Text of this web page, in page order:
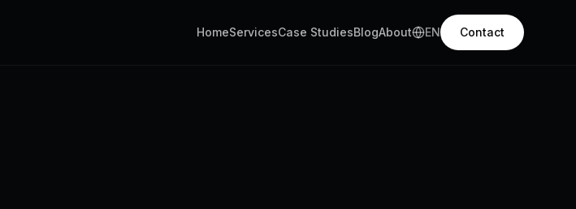
HomeServicesCase StudiesBlogAbout EN Contact